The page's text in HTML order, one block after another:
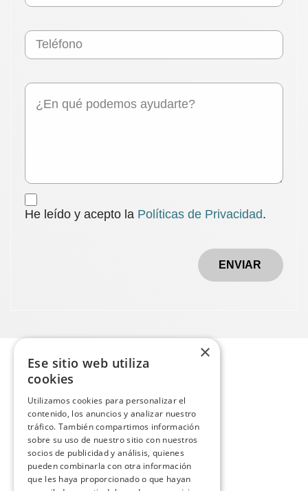
He leído y acepto la Políticas de Privacidad.
ENVIAR
×
Ese sitio web utiliza
cookies
Utilizamos cookies para personalizar el
contenido, los anuncios y analizar nuestro
tráfico. También compartimos información
sobre su uso de nuestro sitio con nuestros
socios de publicidad y análisis, quienes
pueden combinarla con otra información
que les haya proporcionado o que hayan